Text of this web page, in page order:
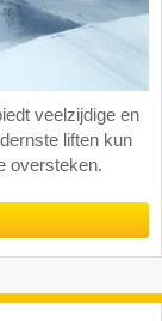
veelzijdige en
liften kun
oversteken.